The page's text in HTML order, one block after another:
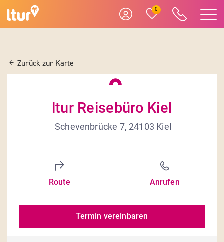
0
Zurück zur Karte
ltur Reisebüro Kiel
Schevenbrücke 7, 24103 Kiel
Route Anrufen
Termin vereinbaren